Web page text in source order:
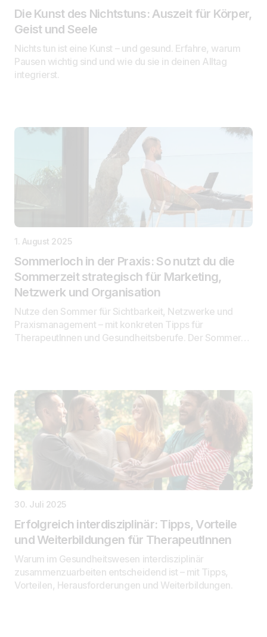
Die Kunst des Nichtstuns: Auszeit für Körper,
Geist und Seele
Nichts tun ist eine Kunst – und gesund. Erfahre, warum
Pausen wichtig sind und wie du sie in deinen Alltag
integrierst.
1. August 2025
Sommerloch in der Praxis: So nutzt du die
Sommerzeit strategisch für Marketing,
Netzwerk und Organisation
Nutze den Sommer für Sichtbarkeit, Netzwerke und
Praxismanagement – mit konkreten Tipps für
TherapeutInnen und Gesundheitsberufe. Der Sommer…
30. Juli 2025
Erfolgreich interdisziplinär: Tipps, Vorteile
und Weiterbildungen für TherapeutInnen
Warum im Gesundheitswesen interdisziplinär
zusammenzuarbeiten entscheidend ist – mit Tipps,
Vorteilen, Herausforderungen und Weiterbildungen.